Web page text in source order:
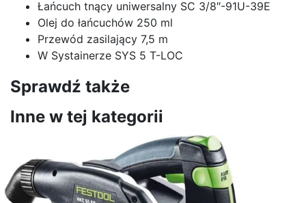
Łańcuch tnący uniwersalny SC 3/8″-91U-39E
Olej do łańcuchów 250 ml
Przewód zasilający 7,5 m
W Systainerze SYS 5 T-LOC
Sprawdź także
Inne w tej kategorii